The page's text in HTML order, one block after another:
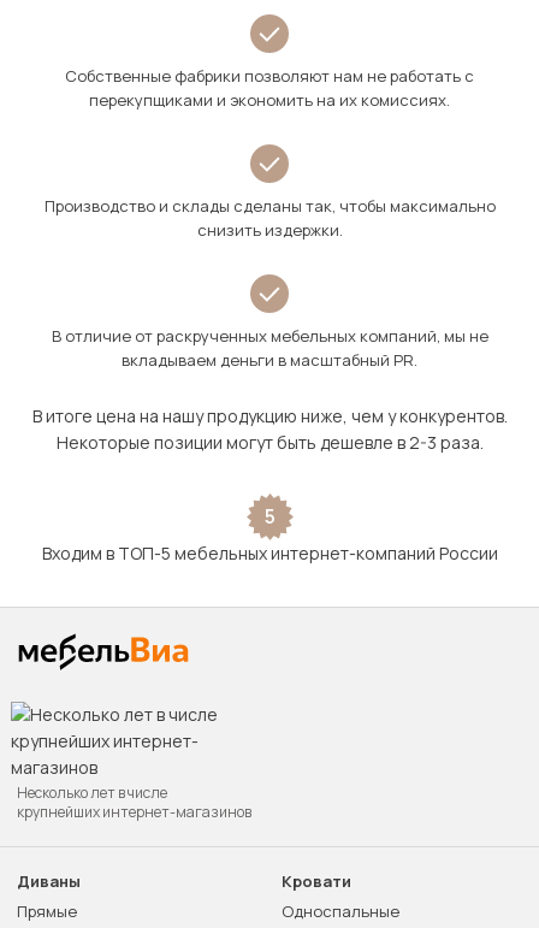
Собственные фабрики позволяют нам не работать с
перекупщиками и экономить на их комиссиях.
Производство и склады сделаны так, чтобы максимально
снизить издержки.
В отличие от раскрученных мебельных компаний, мы не
вкладываем деньги в масштабный PR.
В итоге цена на нашу продукцию ниже, чем у конкурентов.
Некоторые позиции могут быть дешевле в 2-3 раза.
5
Входим в ТОП-5 мебельных интернет-компаний России
Несколько лет в числе
крупнейших интернет-магазинов
Диваны
Прямые
Кровати
Односпальные